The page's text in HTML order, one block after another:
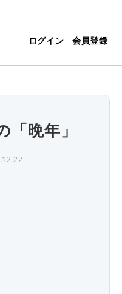
ログイン 会員登録
「晩年」